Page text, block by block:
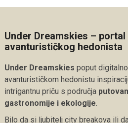
Under Dreamskies –
avanturističkog hedonista
Under Dreamskies poput
avanturističkom hedonistu
intrigantnu priču s područja
gastronomije i ekologije.
Bilo da si ljubitelj city breakova ili